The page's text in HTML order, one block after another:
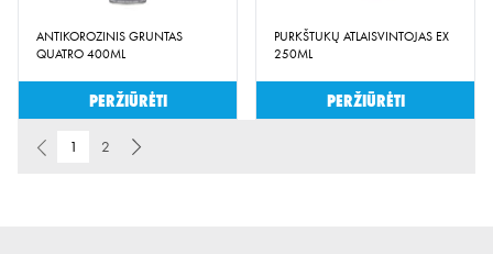
ANTIKOROZINIS GRUNTAS
QUATRO 400ML
Peržiūrėti
PURKŠTUKŲ ATLAISVINTOJAS EX
250ML
Peržiūrėti
1 2